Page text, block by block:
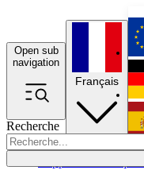
Open sub
navigation
Recherche
Français